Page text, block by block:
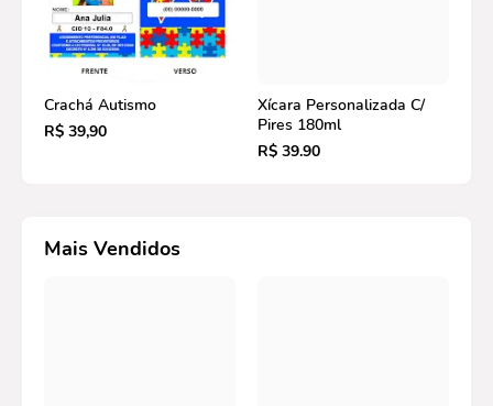
Crachá Autismo
R$ 39,90
Xícara Personalizada C/
Pires 180ml
R$ 39.90
Mais Vendidos